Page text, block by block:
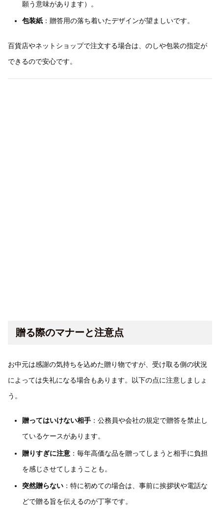
願う意味があります）。
包装紙：贈答用の落ち着いたデザインが望ましいです。
百貨店やネットショップで注文する場合は、のしや包装の指定が
できるので安心です。
贈る際のマナーと注意点
お中元は感謝の気持ちを込めた贈り物ですが、受け取る側の状況
によっては失礼になる場合もあります。以下の点に注意しましょ
う。
贈ってはいけない相手：公務員や会社の規定で贈答を禁止し
ているケースがあります。
贈りすぎに注意：毎年高価な品を贈ってしまうと相手に負担
を感じさせてしまうことも。
突然贈らない：特に初めての場合は、事前に挨拶状や電話な
どで贈る旨を伝えるのが丁寧です。